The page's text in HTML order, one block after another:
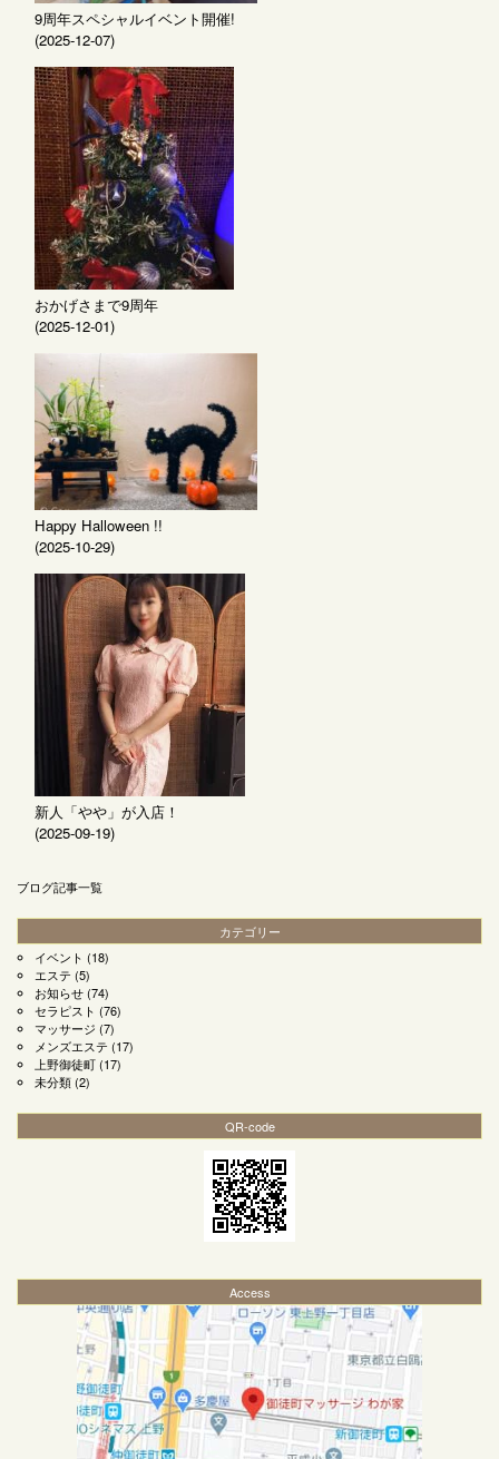
9周年スペシャルイベント開催!
(2025-12-07)
おかげさまで9周年
(2025-12-01)
Happy Halloween !!
(2025-10-29)
新人「やや」が入店！
(2025-09-19)
ブログ記事一覧
カテゴリー
イベント (18)
エステ (5)
お知らせ(74)
セラピスト (76)
マッサージ (7)
メンズエステ (17)
上野御徒町(17)
未分類(2)
QR-code
Access